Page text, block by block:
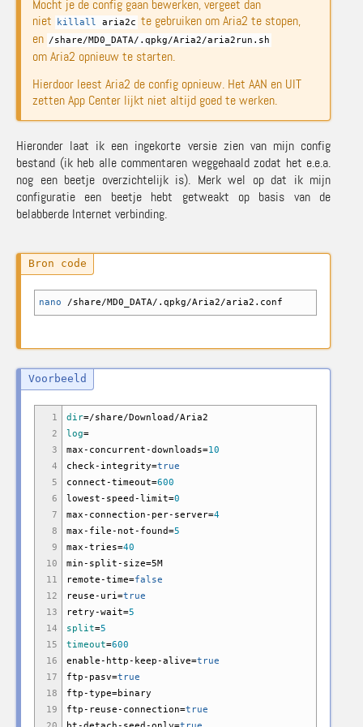
Mocht je de config gaan bewerken, vergeet dan
niet
killall aria2c te gebruiken om Aria2 te stopen,
en /share/MD0_DATA/ .qpkg/Aria2/aria2run.sh
om Aria2 opnieuw te starten.
Hierdoor leest Aria2 de config opnieuw. Het AAN en UIT
zetten App Center lijkt niet altijd goed te werken.
Hieronder laat ik een ingekorte versie zien van mijn config
bestand (ik heb alle commentaren weggehaald zodat het e.e.a.
nog een beetje overzichtelijk is). Merk wel op dat ik mijn
configuratie een beetje hebt getweakt op basis van de
belabberde Internet verbinding.
nano /share/MD0_DATA/ .qpkg/Aria2/aria2.conf
1
2
3
4
5
6
7
8
9
10
11
12
13
14
15
16
17
18
19
dir=/share/Download /Aria2
log=
max-concurrent-downloads=10
check-integrity=true
connect-timeout=600
lowest-speed-limit=0
max-connection-per-server=4
max-file-not-found=5
max-tries=40
min-split-size=5M
remote-time=false
reuse-uri=true
retry-wait=5
split=5
timeout=600
enable-http-keep-alive=true
ftp-pasv=true
ftp-type=binary
ftp-reuse-connection=true